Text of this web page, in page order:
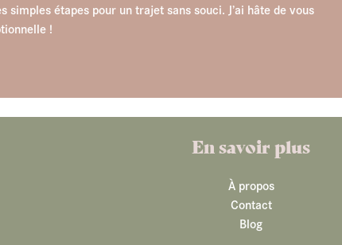
étapes pour un trajet sans souci. J’ai hâte de vous
!
En savoir plus
À propos
Contact
Blog